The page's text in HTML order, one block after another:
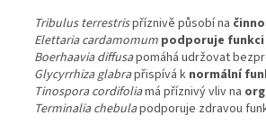
Tribulus terrestrispříznivě působí na
Elettaria cardamomum podporuje
Boerhaavia diffusapomáhá udržovat
Glycyrrhiza glabrapřispívá k normální
Tinospora cordifoliamá příznivý vliv na
Terminalia chebulapodporuje zdravou